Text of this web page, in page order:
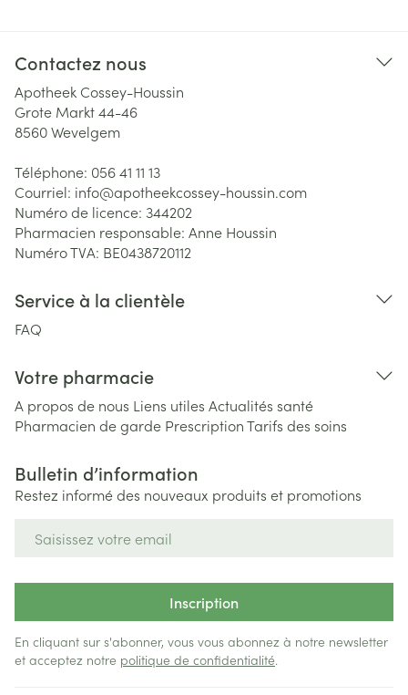
Contactez nous
Apotheek Cossey-Houssin
Grote Markt 44-46
8560Wevelgem
Téléphone: 056 41 11 13
Courriel: info@apotheekcossey-houssin.com
Numéro de licence: 344202
Pharmacien responsable: Anne Houssin
Numéro TVA: BE0438720112
Service à la clientèle
FAQ
Votre pharmacie
A propos de nous Liens utiles Actualités santé
Pharmacien de garde PrescriptionTarifs des soins
Bulletin d’information
Restez informé des nouveaux produits et promotions
Inscription
En cliquant sur s'abonner, vous vous abonnez à notre newsletter
et acceptez notre politique de confidentialité.